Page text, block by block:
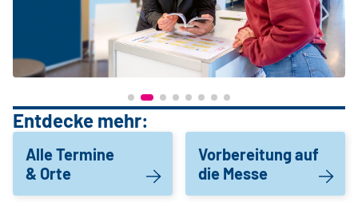
Entdecke mehr:
Alle Termine
& Orte
Vorbereitung auf
die Messe